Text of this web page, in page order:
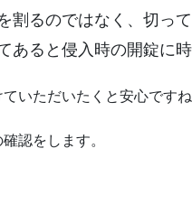
割るのではなく、切っ
あると侵入時の開錠に時
いただいたくと安心ですね
認をします。